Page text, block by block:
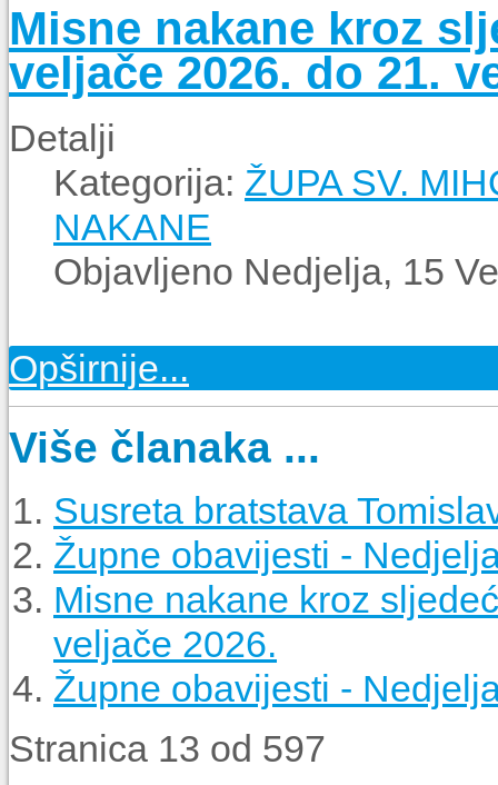
Misne nakane kroz
veljače 2026. do 21.
Detalji
Kategorija: ŽUPA SV.
NAKANE
Objavljeno Nedjelja, 15
Opširnije...
Više članaka ...
Susreta bratstava
Župne obavijesti -
Misne nakane kroz
veljače 2026.
Župne obavijesti -
Stranica 13 od 597